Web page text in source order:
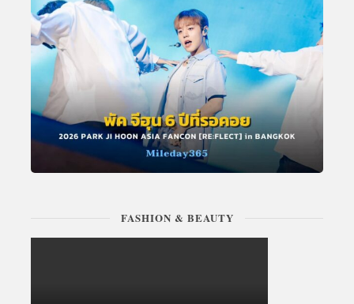
FASHION & BEAUTY